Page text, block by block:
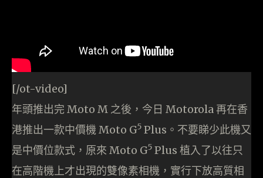
[/ot-video]
年頭推出完 Moto M 之後，今日 Motorola 再在香
港推出一款中價機 Moto G5 Plus。不要睇少此機又
是中價位款式，原來 Moto G5 Plus 植入了以往只
在高階機上才出現的雙像素相機，實行下放高質相